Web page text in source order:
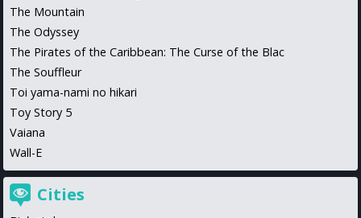
The Mountain
The Odyssey
The Pirates of the Caribbean: The Curse of the Blac
The Souffleur
Toi yama-nami no hikari
Toy Story 5
Vaiana
Wall-E
Cities